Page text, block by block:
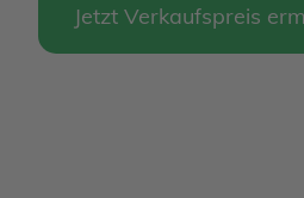
Jetzt Verkaufspreis